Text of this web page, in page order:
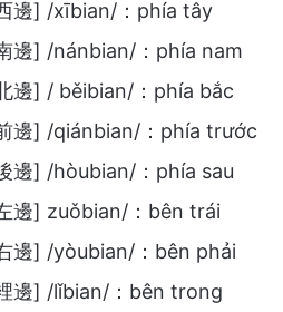
邊] /xībian/：phía tây
邊] /nánbian/：phía nam
邊] / běibian/：phía bắc
邊] /qiánbian/：phía trước
邊] /hòubian/：phía sau
邊] zuǒbian/：bên trái
邊] /yòubian/：bên phải
邊] /lǐbian/：bên trong